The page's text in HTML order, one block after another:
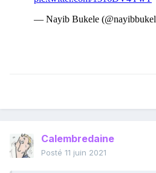
Calembredaine
Posté 11 juin 2021